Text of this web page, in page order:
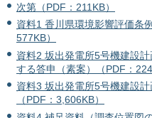
次第（PDF：211KB）
資料1 香川県環境影響評価条
577KB）
資料2 坂出発電所5号機建設
する答申（素案）（PDF：
資料3 坂出発電所5号機建設
（PDF：3,606KB）